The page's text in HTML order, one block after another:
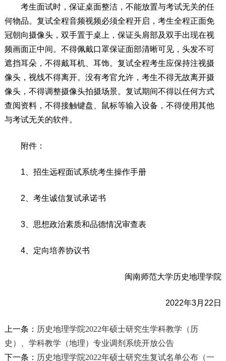
考生面试时，保证桌面整洁，不能放置与考试无关的任
何物品。复试全程音频视频必须全程开启，考生全程正面免
冠朝向摄像头，双手置于桌上，保证头肩部及双手出现在视
频画面正中间。不得佩戴口罩保证面部清晰可见，头发不可
遮挡耳朵，不得戴耳机、耳饰。复试全程考生应保持注视摄
像头，视线不得离开。没有考官允许，考生不得无故离开摄
像头，不得调整摄像头拍摄场景。复试期间不得以任何方式
查阅资料，不得接触键盘、鼠标等输入设备，不得使用其他
与考试无关的软件。
附件：
1、招生远程面试系统考生操作手册
2、考生诚信复试承诺书
3、思想政治素质和品德情况审查表
4、定向培养协议书
闽南师范大学历史地理学院
2022年3月22日
上一条： 历史地理学院2022年硕士研究生学科教学（历
史）、学科教学（地理）专业调剂系统开放公告
下一条： 历史地理学院2022年硕士研究生复试名单公布（一